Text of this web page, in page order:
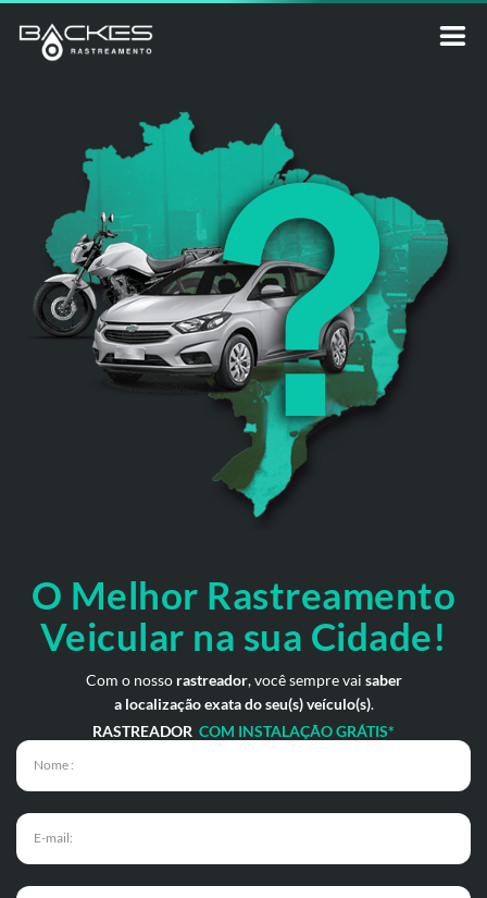
O Melhor Rastreamento
Veicular na sua Cidade!
Com o nosso rastreador, você sempre vai saber
a localização exata do seu(s) veículo(s).
RASTREADOR COM INSTALAÇÃO GRÁTIS*